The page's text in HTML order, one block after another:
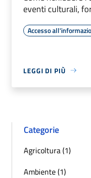
eventi culturali,
Accesso
LEGGI DI PIÙ
Categorie
Agricoltura (1)
Ambiente (1)